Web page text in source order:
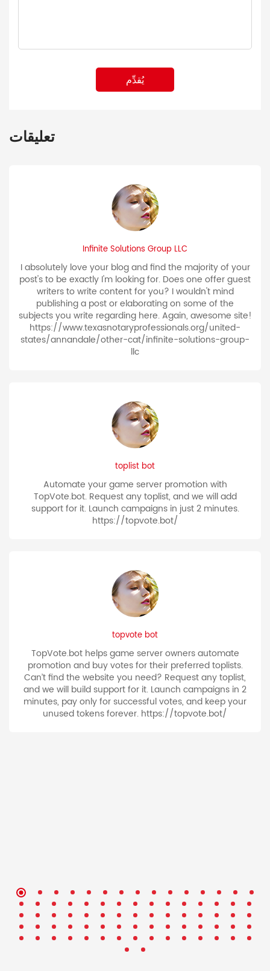
يُقدِّم
تعليقات
Infinite Solutions Group LLC
I absolutely love your blog and find the majority of your
post's to be exactly I'm looking for. Does one offer guest
writers to write content for you? I wouldn't mind
publishing a post or elaborating on some of the
subjects you write regarding here. Again, awesome site!
https://www.texasnotaryprofessionals.org/united-
states/annandale/other-cat/infinite-solutions-group-
llc
toplist bot
Automate your game server promotion with
TopVote.bot. Request any toplist, and we will add
support for it. Launch campaigns in just 2 minutes.
https://topvote.bot/
topvote bot
TopVote.bot helps game server owners automate
promotion and buy votes for their preferred toplists.
Can’t find the website you need? Request any toplist,
and we will build support for it. Launch campaigns in 2
minutes, pay only for successful votes, and keep your
unused tokens forever. https://topvote.bot/